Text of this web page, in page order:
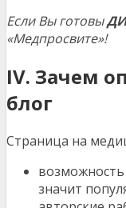
Если Вы готовы
«Медпросвите»!
IV. Зачем
блог
Страница на
возможность
значит